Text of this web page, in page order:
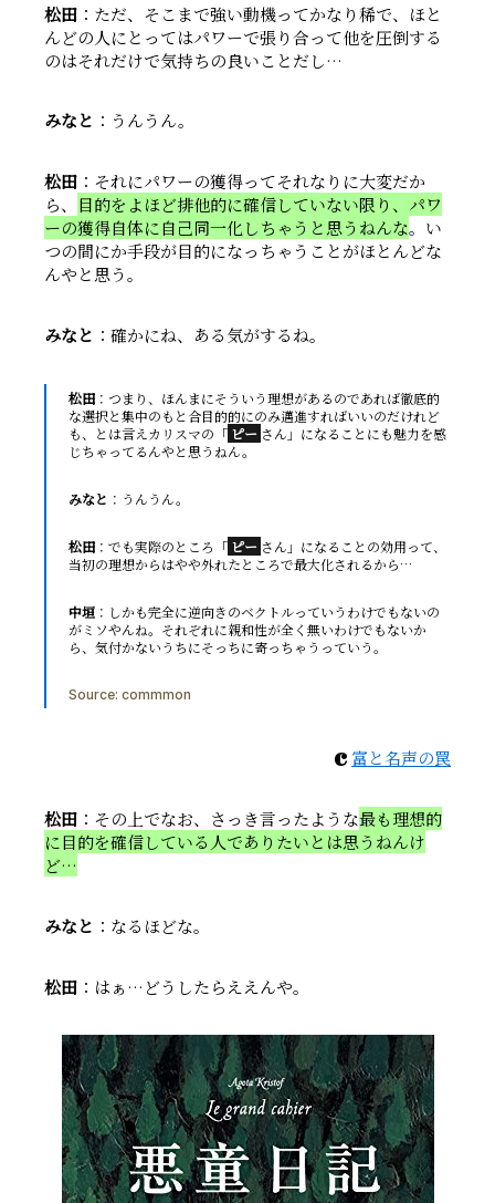
松田 ：ただ、そこまで強い動機ってかなり稀で、ほと
んどの人にとってはパワーで張り合って他を圧倒する
のはそれだけで気持ちの良いことだし…
みなと ：うんうん。
松田 ：それにパワーの獲得ってそれなりに大変だか
ら、 目的をよほど排他的に確信していない限り、パワ
ーの獲得自体に自己同一化しちゃうと思うねんな。い
つの間にか手段が目的になっちゃうことがほとんどな
んやと思う。
みなと ：確かにね、ある気がするね。
松田 ：つまり、ほんまにそういう理想があるのであれば徹底的
な選択と集中のもと合目的的にのみ邁進すればいいのだけれど
も、とは言えカリスマの「 ピー さん」になることにも魅力を感
じちゃってるんやと思うねん。
みなと ：うんうん。
松田 ：でも実際のところ「 ピー さん」になることの効用って、
当初の理想からはやや外れたところで最大化されるから…
中垣 ：しかも完全に逆向きのベクトルっていうわけでもないの
がミソやんね。それぞれに親和性が全く無いわけでもないか
ら、気付かないうちにそっちに寄っちゃうっていう。
Source: commmon
c 富と名声の罠
松田 ：その上でなお、さっき言ったような最も理想的
に目的を確信している人でありたいとは思うねんけ
ど…
みなと ：なるほどな。
松田 ：はぁ…どうしたらええんや。